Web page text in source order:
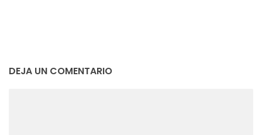
DEJA UN COMENTARIO